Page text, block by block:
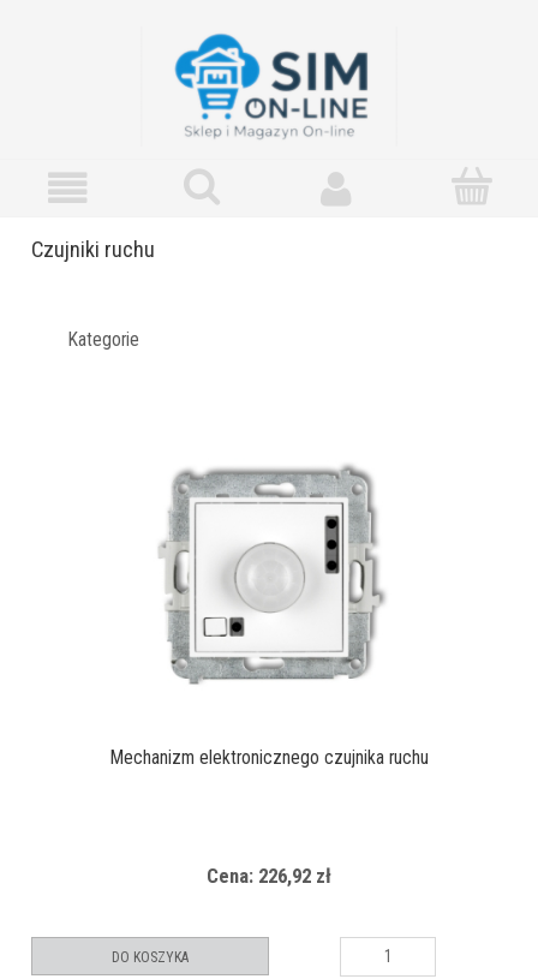
Czujniki ruchu
Kategorie
Mechanizm elektronicznego czujnika ruchu
Cena: 226,92 zł
DO KOSZYKA